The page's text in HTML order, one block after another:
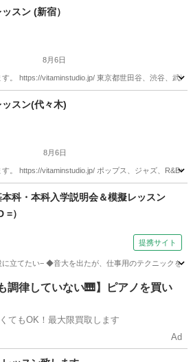
ギター
スン (新宿）
8月6日
。 https://vitaminstudio.jp/ 東京都世田谷、渋谷、武
作編曲
スン(代々木)
8月6日
。 https://vitaminstudio.jp/ ポップス、ジャズ、R&B
音楽 スタジオ
本科・本科入学説明会＆模擬レッスン
=）
提携サイト
立てたい− ◆音大を出たが、仕事用のテクニックを
調律していない🎹】ピアノを買い
てもOK！最大限買取します
Ad